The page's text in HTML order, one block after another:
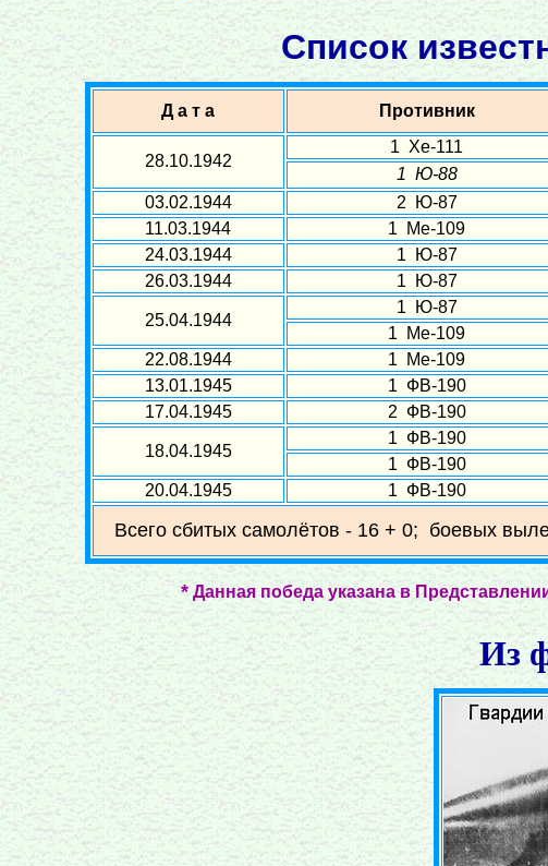
Список
Д а т а Противник
28.10.1942
1 Хе-111
1 Ю-88
03.02.1944 2 Ю-87
11.03.1944 1 Ме-109
24.03.1944
1 Ю-87
26.03.1944
1 Ю-87
25.04.1944
1 Ю-87
1 Ме-109
22.08.1944
1 Ме-109
13.01.1945
1 ФВ-190
17.04.1945
2 ФВ-190
18.04.1945
1 ФВ-190
1 ФВ-190
20.04.1945
1 ФВ-190
Всего сбитых самолётов - 16 + 0; боевых
*Данная победа указана в
Из